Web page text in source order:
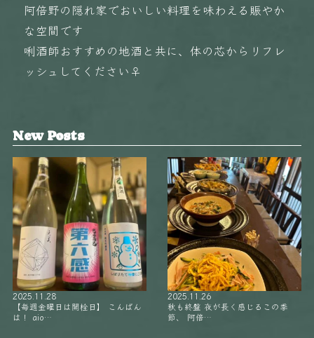
阿倍野の隠れ家でおいしい料理を味わえる賑やか
な空間です
唎酒師おすすめの地酒と共に、体の芯からリフレ
ッシュしてください‍♀️
New Posts
2025.11.28
【毎週金曜日は開栓日】 こんばん
は！ aio…
2025.11.26
秋も終盤 夜が長く感じるこの季
節、 阿倍…